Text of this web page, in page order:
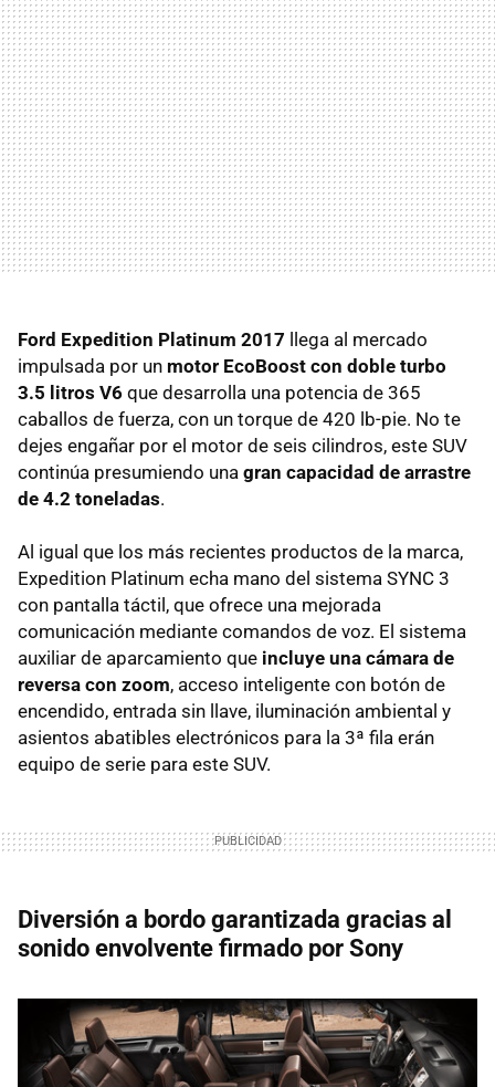
Ford Expedition Platinum 2017 llega al mercado
impulsada por un motor EcoBoost con doble turbo
3.5 litros V6 que desarrolla una potencia de 365
caballos de fuerza, con un torque de 420 lb-pie. No te
dejes engañar por el motor de seis cilindros, este SUV
continúa presumiendo una gran capacidad de arrastre
de 4.2 toneladas.
Al igual que los más recientes productos de la marca,
Expedition Platinum echa mano del sistema SYNC 3
con pantalla táctil, que ofrece una mejorada
comunicación mediante comandos de voz. El sistema
auxiliar de aparcamiento que incluye una cámara de
reversa con zoom, acceso inteligente con botón de
encendido, entrada sin llave, iluminación ambiental y
asientos abatibles electrónicos para la 3ª fila erán
equipo de serie para este SUV.
Diversión a bordo garantizada gracias al
sonido envolvente firmado por Sony